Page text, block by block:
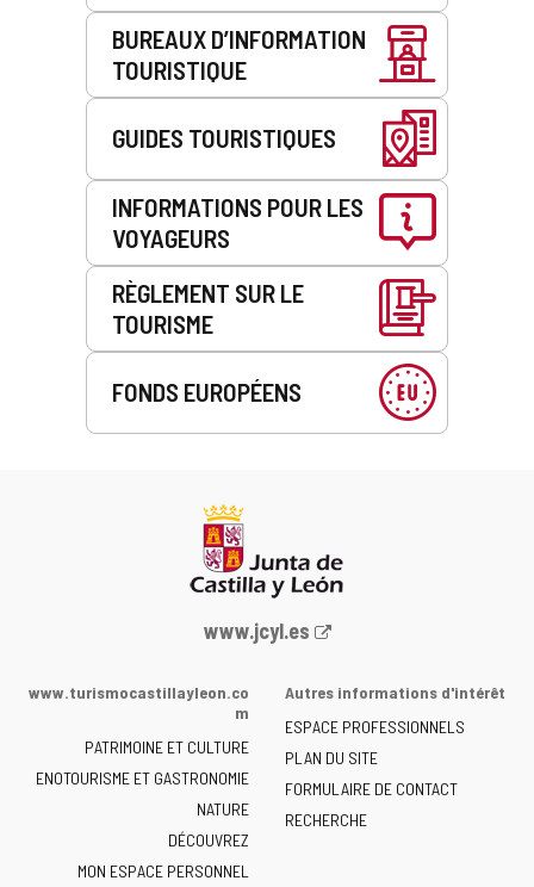
BUREAUX D’INFORMATION
TOURISTIQUE
GUIDES TOURISTIQUES
INFORMATIONS POUR LES
VOYAGEURS
RÈGLEMENT SUR LE
TOURISME
FONDS EUROPÉENS
Portail
la
de
Castilla
y
León
-
www.jcyl.es
www.turismocastillayleon.co
m
PATRIMOINE ET CULTURE
ENOTOURISME ET GASTRONOMIE
NATURE
DÉCOUVREZ
MON ESPACE PERSONNEL
Autres informations d'intérêt
ESPACE PROFESSIONNELS
PLAN DU SITE
FORMULAIRE DE CONTACT
RECHERCHE